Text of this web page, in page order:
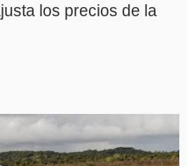
los precios de la